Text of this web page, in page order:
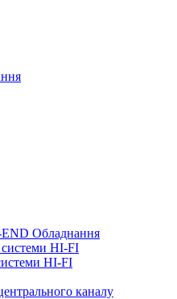
Обладнання
системи HI-FI
HI-FI
каналу